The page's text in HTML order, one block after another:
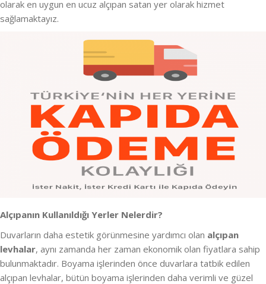
olarak en uygun en ucuz alçıpan satan yer olarak hizmet
sağlamaktayız.
Alçıpanın Kullanıldığı Yerler Nelerdir?
Duvarların daha estetik görünmesine yardımcı olan alçıpan
levhalar, aynı zamanda her zaman ekonomik olan fiyatlara sahip
bulunmaktadır. Boyama işlerinden önce duvarlara tatbik edilen
alçıpan levhalar, bütün boyama işlerinden daha verimli ve güzel